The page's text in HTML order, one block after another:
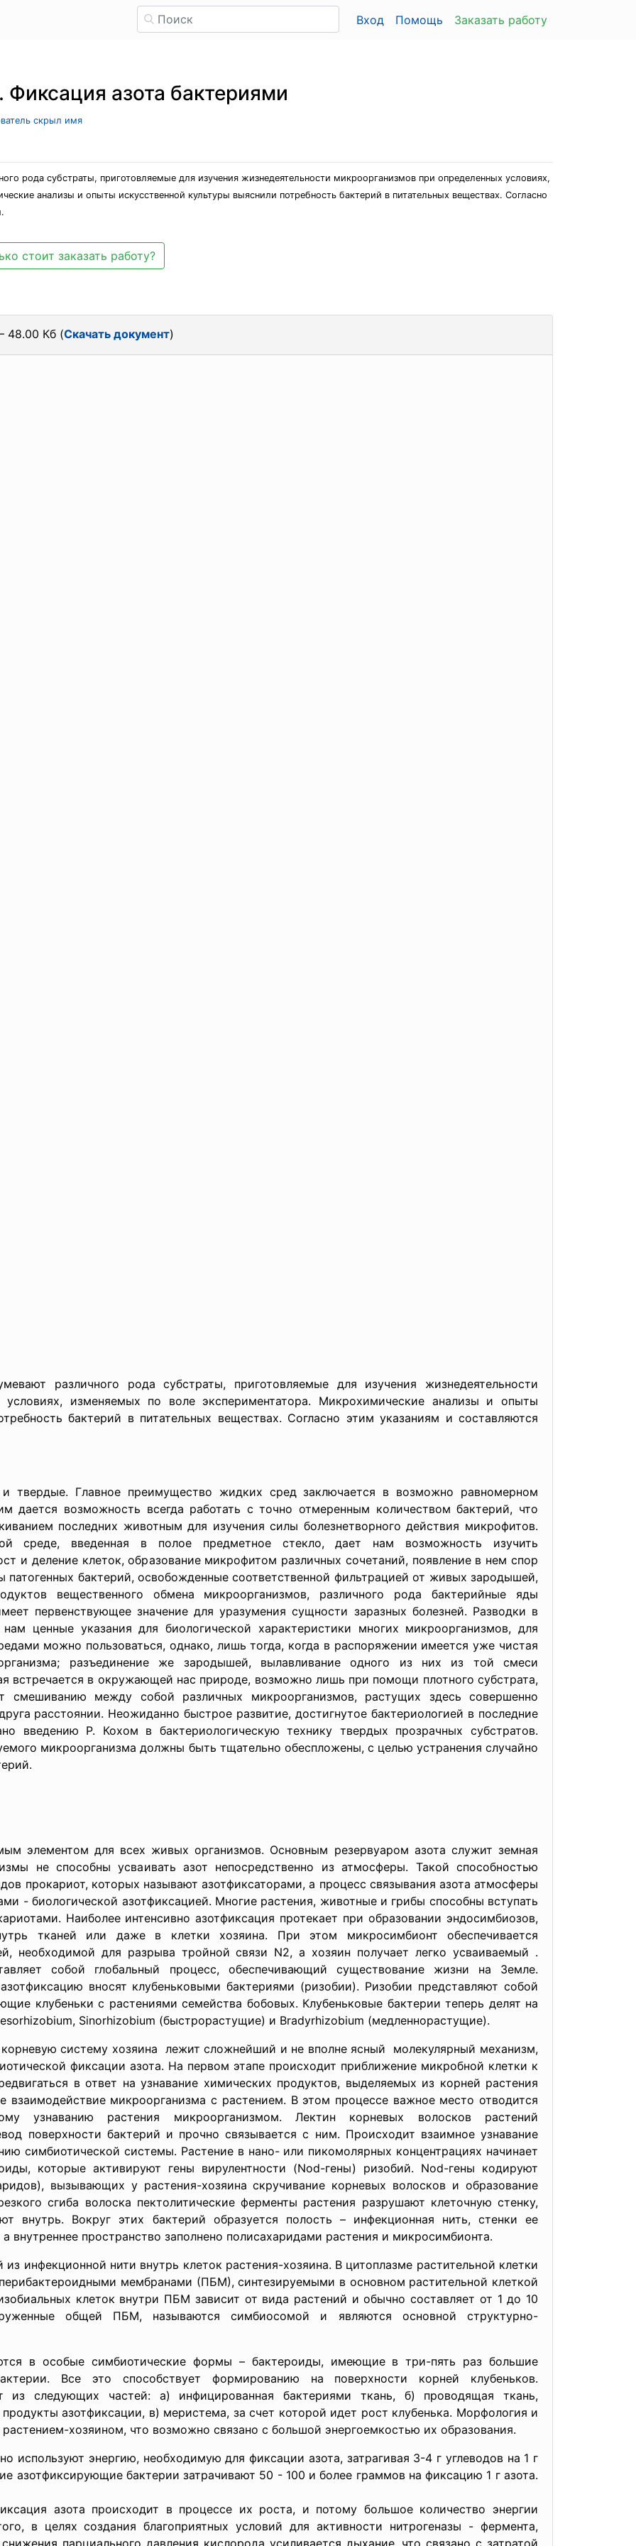
Вход Помощь Заказать работу
азота бактериями
скрыл имя
рода субстраты, приготовляемые для изучения жизнедеятельности микроорганизмов при определенных условиях,
анализы и опыты искусственной культуры выяснили потребность бактерий в питательных веществах. Согласно
стоит заказать работу?
48.00 Кб (Скачать документ)
различного рода субстраты, приготовляемые для изучения жизнедеятельности
условиях, изменяемых по воле экспериментатора. Микрохимические анализы и опыты
бактерий в питательных веществах. Согласно этим указаниям и составляются
твердые. Главное преимущество жидких сред заключается в возможно равномерном
дается возможность всегда работать с точно отмеренным количеством бактерий, что
последних животным для изучения силы болезнетворного действия микрофитов.
среде, введенная в полое предметное стекло, дает нам возможность изучить
и деление клеток, образование микрофитом различных сочетаний, появление в нем спор
патогенных бактерий, освобожденные соответственной фильтрацией от живых зародышей,
вещественного обмена микроорганизмов, различного рода бактерийные яды
первенствующее значение для уразумения сущности заразных болезней. Разводки в
ценные указания для биологической характеристики многих микроорганизмов, для
можно пользоваться, однако, лишь тогда, когда в распоряжении имеется уже чистая
разъединение же зародышей, вылавливание одного из них из той смеси
встречается в окружающей нас природе, возможно лишь при помощи плотного субстрата,
смешиванию между собой различных микроорганизмов, растущих здесь совершенно
расстоянии. Неожиданно быстрое развитие, достигнутое бактериологией в последние
введению Р. Кохом в бактериологическую технику твердых прозрачных субстратов.
микроорганизма должны быть тщательно обеспложены, с целью устранения случайно
элементом для всех живых организмов. Основным резервуаром азота служит земная
не способны усваивать азот непосредственно из атмосферы. Такой способностью
прокариот, которых называют азотфиксаторами, а процесс связывания азота атмосферы
- биологической азотфиксацией. Многие растения, животные и грибы способны вступать
Наиболее интенсивно азотфиксация протекает при образовании эндосимбиозов,
тканей или даже в клетки хозяина. При этом микросимбионт обеспечивается
необходимой для разрыва тройной связи N2, а хозяин получает легко усваиваемый .
собой глобальный процесс, обеспечивающий существование жизни на Земле.
вносят клубеньковыми бактериями (ризобии). Ризобии представляют собой
клубеньки с растениями семейства бобовых. Клубеньковые бактерии теперь делят на
Sinorhizobium (быстрорастущие) и Bradyrhizobium (медленнорастущие).
систему хозяина лежит сложнейший и не вполне ясный молекулярный механизм,
фиксации азота. На первом этапе происходит приближение микробной клетки к
в ответ на узнавание химических продуктов, выделяемых из корней растения
взаимодействие микроорганизма с растением. В этом процессе важное место отводится
узнаванию растения микроорганизмом. Лектин корневых волосков растений
поверхности бактерий и прочно связывается с ним. Происходит взаимное узнавание
симбиотической системы. Растение в нано- или пикомолярных концентрациях начинает
которые активируют гены вирулентности (Nod-гены) ризобий. Nod-гены кодируют
вызывающих у растения-хозяина скручивание корневых волосков и образование
сгиба волоска пектолитические ферменты растения разрушают клеточную стенку,
внутрь. Вокруг этих бактерий образуется полость – инфекционная нить, стенки ее
внутреннее пространство заполнено полисахаридами растения и микросимбионта.
инфекционной нити внутрь клеток растения-хозяина. В цитоплазме растительной клетки
мембранами (ПБМ), синтезируемыми в основном растительной клеткой
клеток внутри ПБМ зависит от вида растений и обычно составляет от 1 до 10
общей ПБМ, называются симбиосомой и являются основной структурно-
в особые симбиотические формы – бактероиды, имеющие в три-пять раз большие
Все это способствует формированию на поверхности корней клубеньков.
из следующих частей: а) инфицированная бактериями ткань, б) проводящая ткань,
азотфиксации, в) меристема, за счет которой идет рост клубенька. Морфология и
растением-хозяином, что возможно связано с большой энергоемкостью их образования.
используют энергию, необходимую для фиксации азота, затрагивая 3-4 г углеводов на 1 г
азотфиксирующие бактерии затрачивают 50 - 100 и более граммов на фиксацию 1 г азота.
азота происходит в процессе их роста, и потому большое количество энергии
в целях создания благоприятных условий для активности нитрогеназы - фермента,
парциального давления кислорода усиливается дыхание, что связано с затратой